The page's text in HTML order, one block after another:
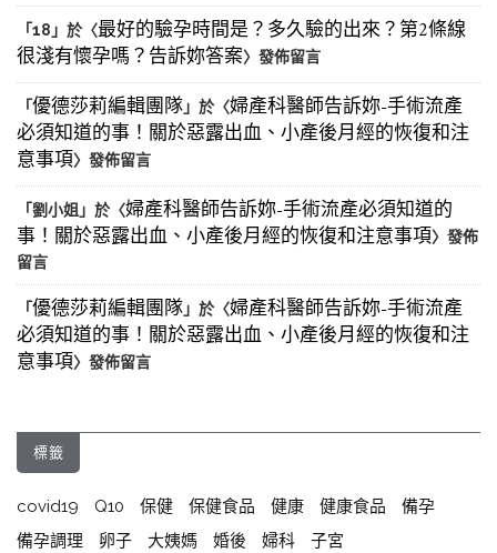
「18 」於〈最好的驗孕時間是？多久驗的出來？第2條線
很淺有懷孕嗎？告訴妳答案〉發佈留言
「優德莎莉編輯團隊」於〈婦產科醫師告訴妳-手術流產
必須知道的事！關於惡露出血、小產後月經的恢復和注
意事項〉發佈留言
「劉小姐」於〈婦產科醫師告訴妳-手術流產必須知道的
事！關於惡露出血、小產後月經的恢復和注意事項〉發佈
留言
「優德莎莉編輯團隊」於〈婦產科醫師告訴妳-手術流產
必須知道的事！關於惡露出血、小產後月經的恢復和注
意事項〉發佈留言
標籤
covid19 Q10 保健 保健食品 健康 健康食品
備孕
備孕調理
卵子 大姨媽 婚後 婦科
子宮